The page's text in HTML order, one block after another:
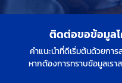
ติดต่อขอข้อมูลโ
คำแนะนำที่ดีเริ่มต้นด้วยกา
หากต้องการทราบข้อมูลเรา